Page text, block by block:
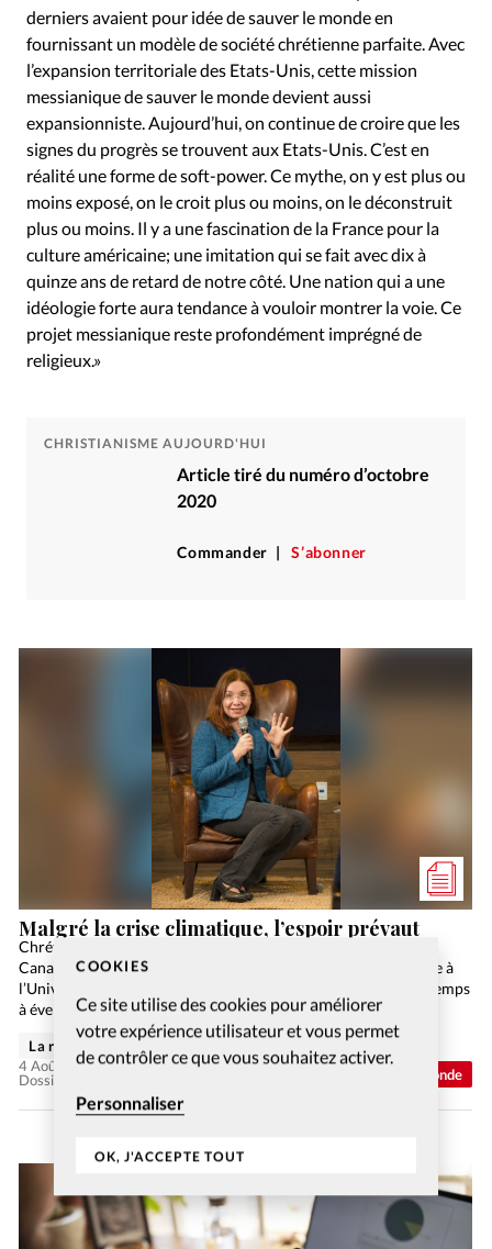
COOKIES
Ce site utilise des cookies pour améliorer
votre expérience utilisateur et vous permet
de contrôler ce que vous souhaitez activer.
Personnaliser
OK, J'ACCEPTE TOUT
derniers avaient pour idée de sauver le monde en
fournissant un modèle de société chrétienne parfaite. Avec
l’expansion territoriale des Etats-Unis, cette mission
messianique de sauver le monde devient aussi
expansionniste. Aujourd’hui, on continue de croire que les
signes du progrès se trouvent aux Etats-Unis. C’est en
réalité une forme de soft-power. Ce mythe, on y est plus ou
moins exposé, on le croit plus ou moins, on le déconstruit
plus ou moins. Il y a une fascination de la France pour la
culture américaine; une imitation qui se fait avec dix à
quinze ans de retard de notre côté. Une nation qui a une
idéologie forte aura tendance à vouloir montrer la voie. Ce
projet messianique reste profondément imprégné de
religieux.»
CHRISTIANISME AUJOURD'HUI
Article tiré du numéro d’octobre
2020
Commander S’abonner
Monde
Malgré la crise climatique, l’espoir prévaut
Chrétienne évangélique engagée et femme de pasteur, la
Canadienne Katharine Hayhoe est professeure de climatologie à
l’Université du Texas. Elle consacre une grande partie de son temps
à éveiller les consciences sur le réchauffement climatique.
Dossier: Crise climatique, crise spirituelle ?
La rédaction de Christianisme Aujourd'hui
4 Août 2026